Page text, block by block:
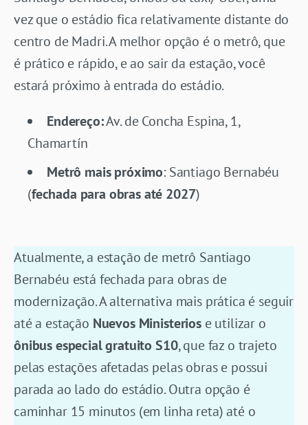
vez que o estádio fica relativamente distante do
centro de Madri. A melhor opção é o metrô, que
é prático e rápido, e ao sair da estação, você
estará próximo à entrada do estádio.
Endereço:Av. de Concha Espina, 1,
Chamartín
Metrô mais próximo: Santiago Bernabéu
(fechada para obras até 2027)
Atualmente, a estação de metrô Santiago
Bernabéu está fechada para obras de
modernização. A alternativa mais prática é seguir
até a estação Nuevos Ministeriose utilizar o
ônibus especial gratuito S10, que faz o trajeto
pelas estações afetadas pelas obras e possui
parada ao lado do estádio. Outra opção é
caminhar 15 minutos (em linha reta) até o